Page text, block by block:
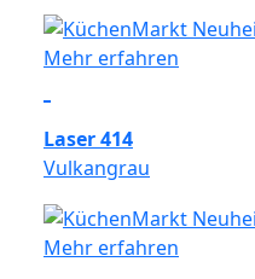
Mehr erfahren
Laser 414
Vulkangrau
Mehr erfahren